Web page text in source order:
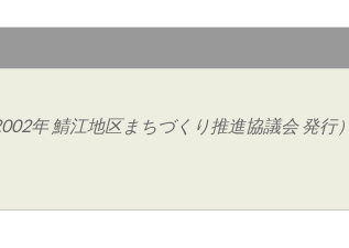
年 鯖江地区まちづくり推進協議会 発行）